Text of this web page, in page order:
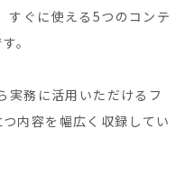
すぐに使える5つのコンテ
。
実務に活用いただけるフ
内容を幅広く収録してい